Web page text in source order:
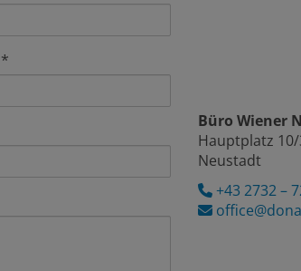
Büro Wiener
Hauptplatz
Neustadt
+43 2732 –